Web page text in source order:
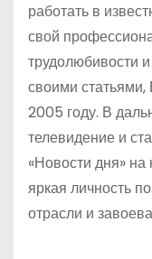
работать в
свой
трудолюбивости
своими
2005 году. В
телевидение и
«Новости дня»
яркая личность
отрасли и